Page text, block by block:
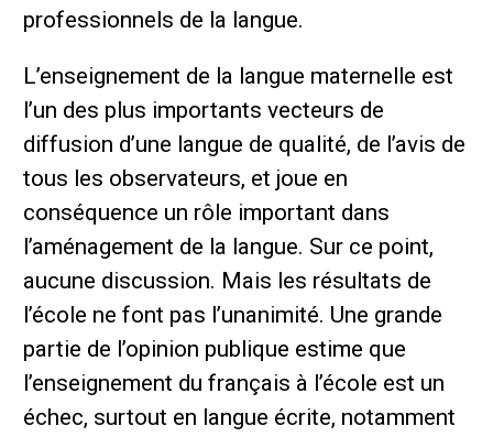
professionnels de la langue.
L’enseignement de la langue maternelle est
l’un des plus importants vecteurs de
diffusion d’une langue de qualité, de l’avis de
tous les observateurs, et joue en
conséquence un rôle important dans
l’aménagement de la langue. Sur ce point,
aucune discussion. Mais les résultats de
l’école ne font pas l’unanimité. Une grande
partie de l’opinion publique estime que
l’enseignement du français à l’école est un
échec, surtout en langue écrite, notamment